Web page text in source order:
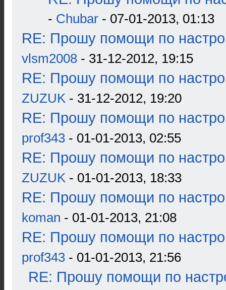
- Chubar - 07-01-2013, 01:13
RE: Прошу помощи по
vlsm2008 - 31-12-2012, 19:15
RE: Прошу помощи по
ZUZUK - 31-12-2012, 19:20
RE: Прошу помощи по
prof343 - 01-01-2013, 02:55
RE: Прошу помощи по
ZUZUK - 01-01-2013, 18:33
RE: Прошу помощи по
koman - 01-01-2013, 21:08
RE: Прошу помощи по
prof343 - 01-01-2013, 21:56
RE: Прошу помощи по